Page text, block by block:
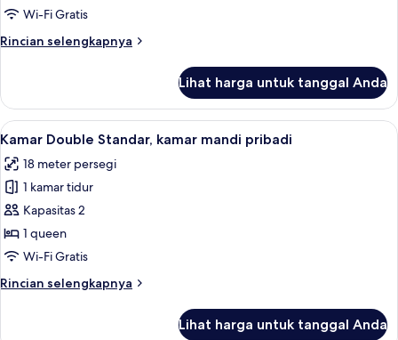
kamar
tidur
Wi-Fi Gratis
Rincian selengkapnya
Rincian
Kabin
Standar,
2
tidur
(6
Beds)
Lihat harga untuk tanggal Anda
Lihat
semua
foto
untuk
Kamar
Double
Standar,
mandi
Kamar Double Standar, kamar
10
Kamar Double Standar, kamar mandi pribadi
18 meter persegi
1 kamar tidur
Kapasitas 2
1 queen
Wi-Fi Gratis
Rincian selengkapnya
Rincian
Lihat harga untuk tanggal Anda